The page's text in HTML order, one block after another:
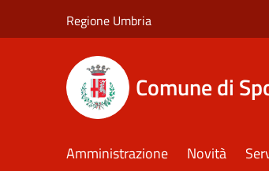
Regione Umbria
Comune di
Amministrazione Novità